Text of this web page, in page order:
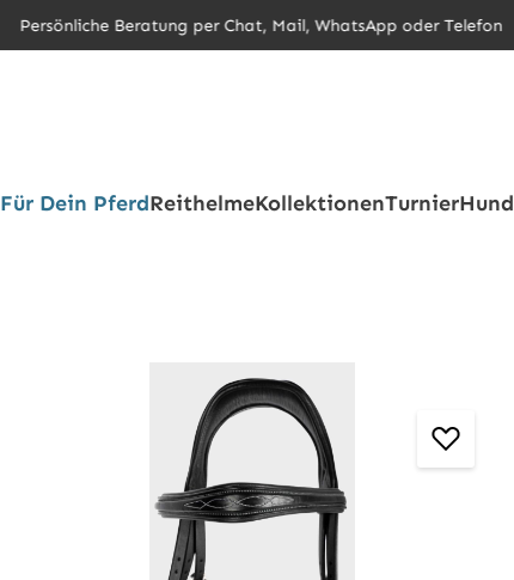
Persönliche Beratung per Chat, Mail, WhatsApp oder Telefon
Für Dein PferdReithelmeKollektionenTurnierHund